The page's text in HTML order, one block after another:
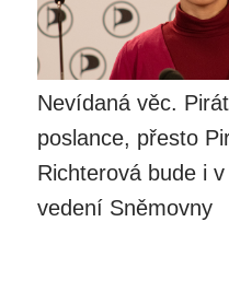
Nevídaná věc.
poslance, přesto
Richterová bude i
vedení Sněmovny